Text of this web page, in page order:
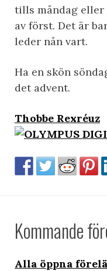
tills måndag eller
av först. Det är
leder nån vart.
Ha en skön
det advent.
Thobbe Rexréuz
Kommande
Alla öppna